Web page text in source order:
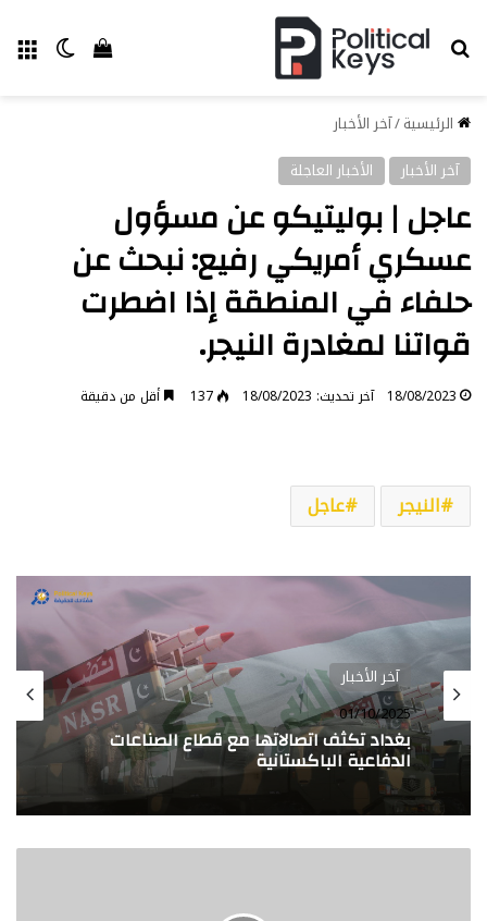
إستعراض بحث عن
الرئيسية/آخر الأخبار
آخر الأخبار
الأخبار العاجلة
عاجل | بوليتيكو عن مسؤول
عسكري أمريكي رفيع: نبحث عن
حلفاء في المنطقة إذا اضطرت
قواتنا لمغادرة النيجر.
18/08/2023 آخر تحديث: 18/08/2023 137 أقل من دقيقة
النيجر عاجل
آخر الأخبار
01/10/2025
بغداد تكثف اتصالاتها مع قطاع الصناعات
الدفاعية الباكستانية
آخر الأخبار
19/05/2025
بوليتكال كيز
وزارة